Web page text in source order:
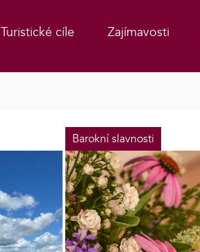
Turistické cíle Zajímavosti
Barokní slavnosti